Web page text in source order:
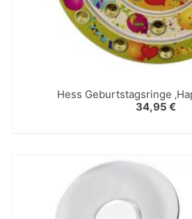
Hess Geburtstagsringe
34,95 €